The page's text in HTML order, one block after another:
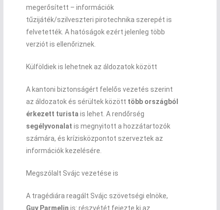
megerősített – információk
tűzijáték/szilveszteri pirotechnika szerepét is
felvetették. A hatóságok ezért jelenleg több
verziót is ellenőriznek.
Külföldiek is lehetnek az áldozatok között
A kantoni biztonságért felelős vezetés szerint
az áldozatok és sérültek között több országból
érkezett turista is lehet. A rendőrség
segélyvonalat is megnyitott a hozzátartozók
számára, és krízisközpontot szerveztek az
információk kezelésére.
Megszólalt Svájc vezetése is
A tragédiára reagált Svájc szövetségi elnöke,
Guy Parmelin is: részvétét fejezte ki az